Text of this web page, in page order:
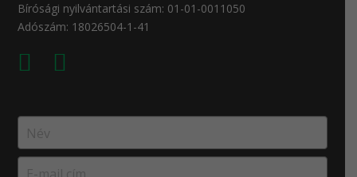
Bírósági nyilvántartási szám: 01-01-0011050
Adószám: 18026504-1-41